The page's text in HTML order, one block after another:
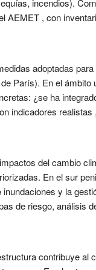
incendios).
AEMET , con
adoptadas
París). En el
¿se ha
indicadores
del cambio
En el sur
y la
de riesgo, análisis
contribuye